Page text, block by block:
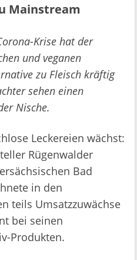
Mainstream
Krise hat der
und veganen
zu Fleisch kräftig
sehen einen
Nische.
Leckereien wächst:
Rügenwalder
Bad
in den
teils Umsatzzuwächse
bei seinen
Produkten.